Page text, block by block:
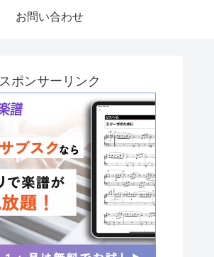
お問い合わせ
スポンサーリンク